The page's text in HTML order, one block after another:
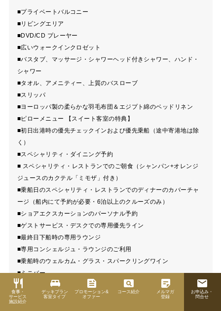
restaurant
食事・
サービス
施設紹介
king_bed
デッキプラン
客室タイプ
feed
プロモーション&
オファー
pageview
コース紹介
sticky_note_2
メルマガ
登録
email
お申込み・
問合せ
■プライベートバルコニー
■リビングエリア
■DVD/CD プレーヤー
■広いウォークインクロゼット
■バスタブ、マッサージ・シャワーヘッド付きシャワー、ハンド・
シャワー
■タオル、アメニティー、上質のバスローブ
■スリッパ
■ヨーロッパ製の柔らかな羽毛布団＆エジプト綿のベッドリネン
■ピローメニュー 【スイート客室の特典】
■初日出港時の優先チェックインおよび優先乗船（途中寄港地は除
く）
■スペシャリティ・ダイニング予約
■ スペシャリティ・レストランでのご朝食（シャンパン+オレンジ
ジュースのカクテル「ミモザ」付き）
■乗船日のスペシャリティ・レストランでのディナーのカバーチャ
ージ（船内にて予約が必要・6泊以上のクルーズのみ）
■ショアエクスカーションのパーソナル予約
■ゲストサービス・デスクでの専用優先ライン
■最終日下船時の専用ラウンジ
■専用コンシェルジュ・ラウンジのご利用
■乗船時のウェルカム・グラス・スパークリングワイン
■ミニバー
■無料のクリーニングサービス（セルフランドリーは除く）
■無料靴みがきサービス